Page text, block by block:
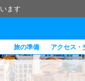
ます
旅の準備 アクセス・